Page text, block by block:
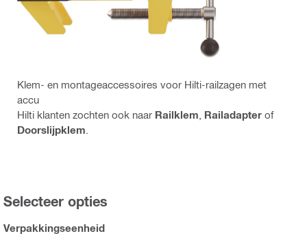
Klem- en montageaccessoires voor Hilti-railzagen met
accu
Hilti klanten zochten ook naar Railklem Railadapter of
Doorslijpklem
Selecteer opties
Verpakkingseenheid